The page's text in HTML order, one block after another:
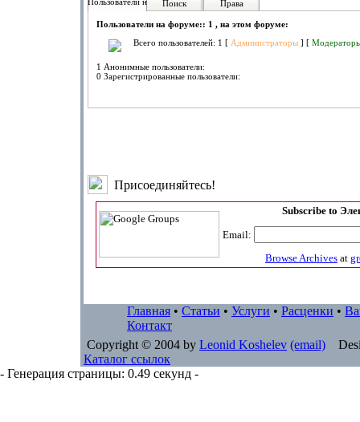
Поиск Права
Пользователи на форуме:: 1 , на этом форуме:
Всего пользователей: 1 [ Администраторы ] [
1 Анонимные пользователи:
0 Зарегистрированные пользователи:
Присоединяйтесь!
Subscribe to
Email:
Browse Archives at
Главная • Статьи • Услуги • Расценки •
Контакт
Copyright © 2004 by Leonid Koshelev (email)
Каталог ссылок
- Генерация страницы: 0.49 секунд -